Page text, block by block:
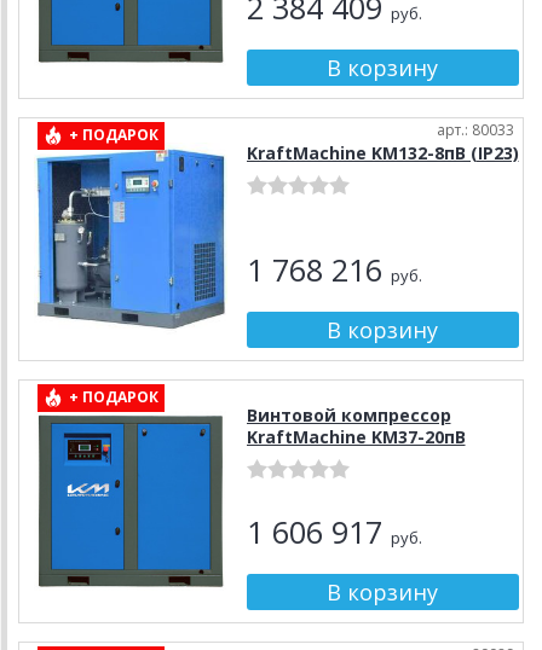
руб.
+ ПОДАРОК арт.: 80033
KraftMachine KM132-8пВ (IP23)
1 768 216 руб.
+ ПОДАРОК
Винтовой компрессор
KraftMachine KM37-20пВ
1 606 917 руб.